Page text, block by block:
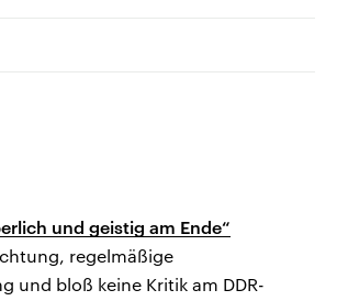
und geistig am Ende“
regelmäßige
und bloß keine Kritik am DDR-